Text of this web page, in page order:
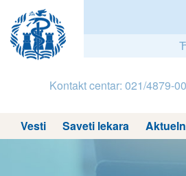
Kontakt centar: 021/4879-
Vesti Saveti lekara